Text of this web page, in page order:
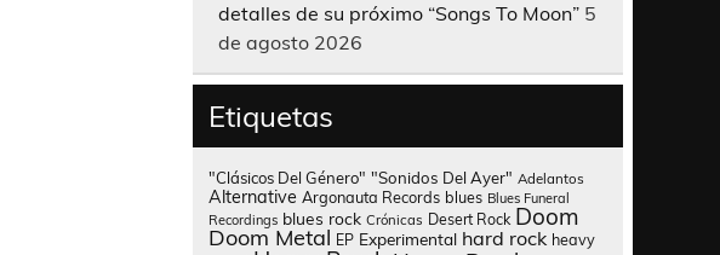
detalles de su próximo “Songs To Moon” 5
de agosto 2026
Etiquetas
"Clásicos Del Género" "Sonidos Del Ayer" Adelantos
Alternative Argonauta Records blues Blues Funeral
Recordings blues rock Crónicas Desert Rock Doom
Doom Metal EP Experimental hard rock heavy